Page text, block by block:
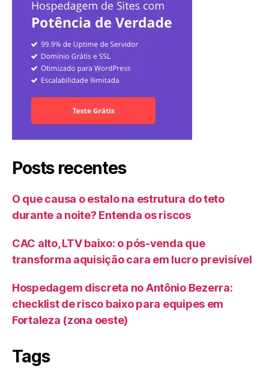
Posts recentes
O que causa o estalo na estrutura do teto
durante a noite? Entenda os riscos
CAC alto, LTV baixo: o pós-venda que
transforma aquisição cara em lucro previsível
Hospedagem discreta no Antônio Bezerra:
checklist de risco baixo para equipes em
Fortaleza (zona oeste)
Tags